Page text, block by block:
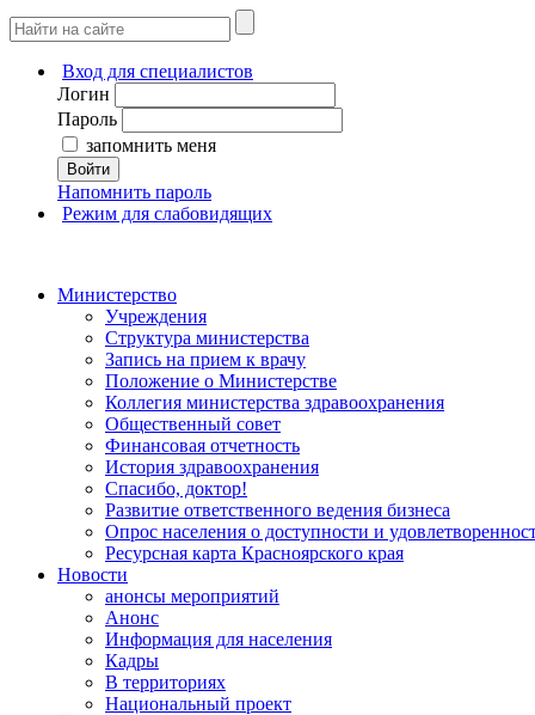
Вход для специалистов
Логин
Пароль
запомнить меня
Войти
Напомнить пароль
Режим для слабовидящих
Министерство
Учреждения
Структура министерства
Запись на прием к врачу
Положение о Министерстве
Коллегия министерства здравоохранения
Общественный совет
Финансовая отчетность
История здравоохранения
Спасибо, доктор!
Развитие ответственного ведения бизнеса
Опрос населения о доступности и
Ресурсная карта Красноярского края
Новости
анонсы мероприятий
Анонс
Информация для населения
Кадры
В территориях
Национальный проект